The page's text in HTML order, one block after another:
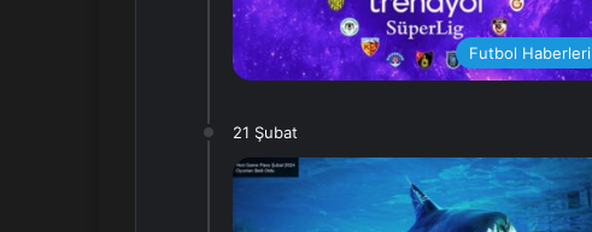
Futbol Haberleri
21 Şubat